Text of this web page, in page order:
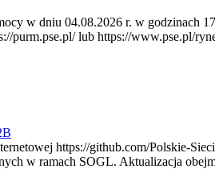
w dniu 04.08.2026 r. w
purm.pse.pl/ lub https://www.pse.pl/
https://github.com/Polskie-
w ramach SOGL. Aktualizacja